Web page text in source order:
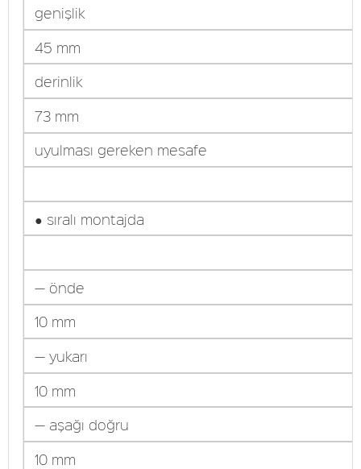
genişlik
45 mm
derinlik
73 mm
uyulması gereken mesafe
● sıralı montajda
— önde
10 mm
— yukarı
10 mm
— aşağı doğru
10 mm